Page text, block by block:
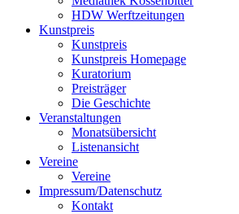
HDW Werftzeitungen
Kunstpreis
Kunstpreis
Kunstpreis Homepage
Kuratorium
Preisträger
Die Geschichte
Veranstaltungen
Monatsübersicht
Listenansicht
Vereine
Vereine
Impressum/Datenschutz
Kontakt